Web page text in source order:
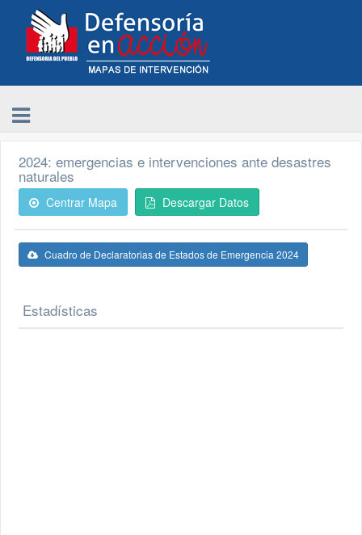
2024: emergencias e intervenciones ante desastres
naturales
Centrar Mapa Descargar Datos
Cuadro de Declaratorias de Estados de Emergencia 2024
Estadísticas